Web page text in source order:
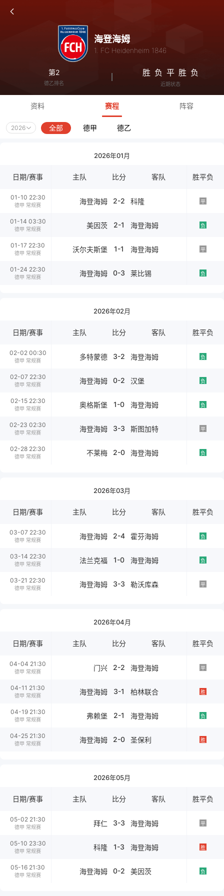
海登海姆
1. FC Heidenheim 1846
第2
德乙排名
胜 负 平 胜 负
近期状态
资料 赛程 阵容
2026 全部 德甲 德乙
2026年01月
日期/赛事 主队 比分 客队 胜平负
01-10 22:30
德甲 常规赛 海登海姆 2-2 科隆 平
01-14 03:30
德甲 常规赛 美因茨 2-1 海登海姆 负
01-17 22:30
德甲 常规赛 沃尔夫斯堡 1-1 海登海姆 平
01-24 22:30
德甲 常规赛 海登海姆 0-3 莱比锡 负
2026年02月
日期/赛事 主队 比分 客队 胜平负
02-02 00:30
德甲 常规赛 多特蒙德 3-2 海登海姆 负
02-07 22:30
德甲 常规赛 海登海姆 0-2 汉堡 负
02-15 22:30
德甲 常规赛 奥格斯堡 1-0 海登海姆 负
02-23 02:30
德甲 常规赛 海登海姆 3-3 斯图加特 平
02-28 22:30
德甲 常规赛 不莱梅 2-0 海登海姆 负
2026年03月
日期/赛事 主队 比分 客队 胜平负
03-07 22:30
德甲 常规赛 海登海姆 2-4 霍芬海姆 负
03-14 22:30
德甲 常规赛 法兰克福 1-0 海登海姆 负
03-21 22:30
德甲 常规赛 海登海姆 3-3 勒沃库森 平
2026年04月
日期/赛事 主队 比分 客队 胜平负
04-04 21:30
德甲 常规赛 门兴 2-2 海登海姆 平
04-11 21:30
德甲 常规赛 海登海姆 3-1 柏林联合 胜
04-19 21:30
德甲 常规赛 弗赖堡 2-1 海登海姆 负
04-25 21:30
德甲 常规赛 海登海姆 2-0 圣保利 胜
2026年05月
日期/赛事 主队 比分 客队 胜平负
05-02 21:30
德甲 常规赛 拜仁 3-3 海登海姆 平
05-10 23:30
德甲 常规赛 科隆 1-3 海登海姆 胜
05-16 21:30
德甲 常规赛 海登海姆 0-2 美因茨 负